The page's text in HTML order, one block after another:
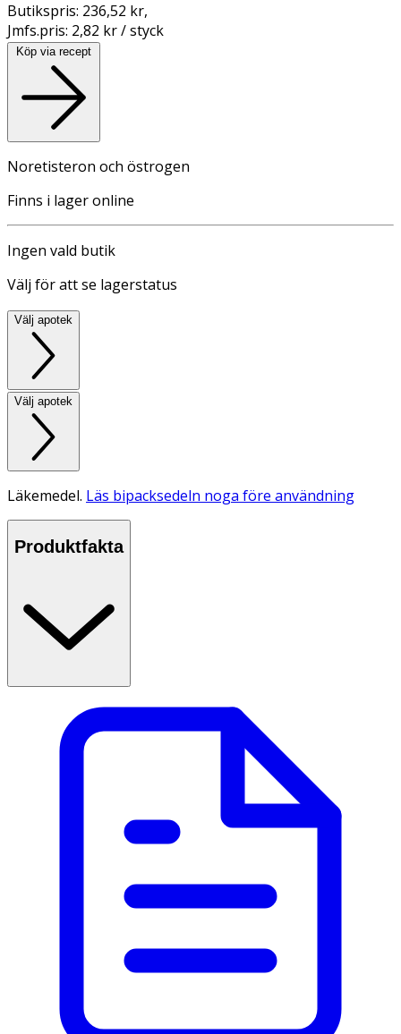
Butikspris: 236,52 kr,
Jmfs.pris: 2,82 kr / styck
Köp via recept
Noretisteron och östrogen
Finns i lager online
Ingen vald butik
Välj för att se lagerstatus
Välj apotek
Välj apotek
Läkemedel. Läs bipacksedeln noga före användning
Produktfakta